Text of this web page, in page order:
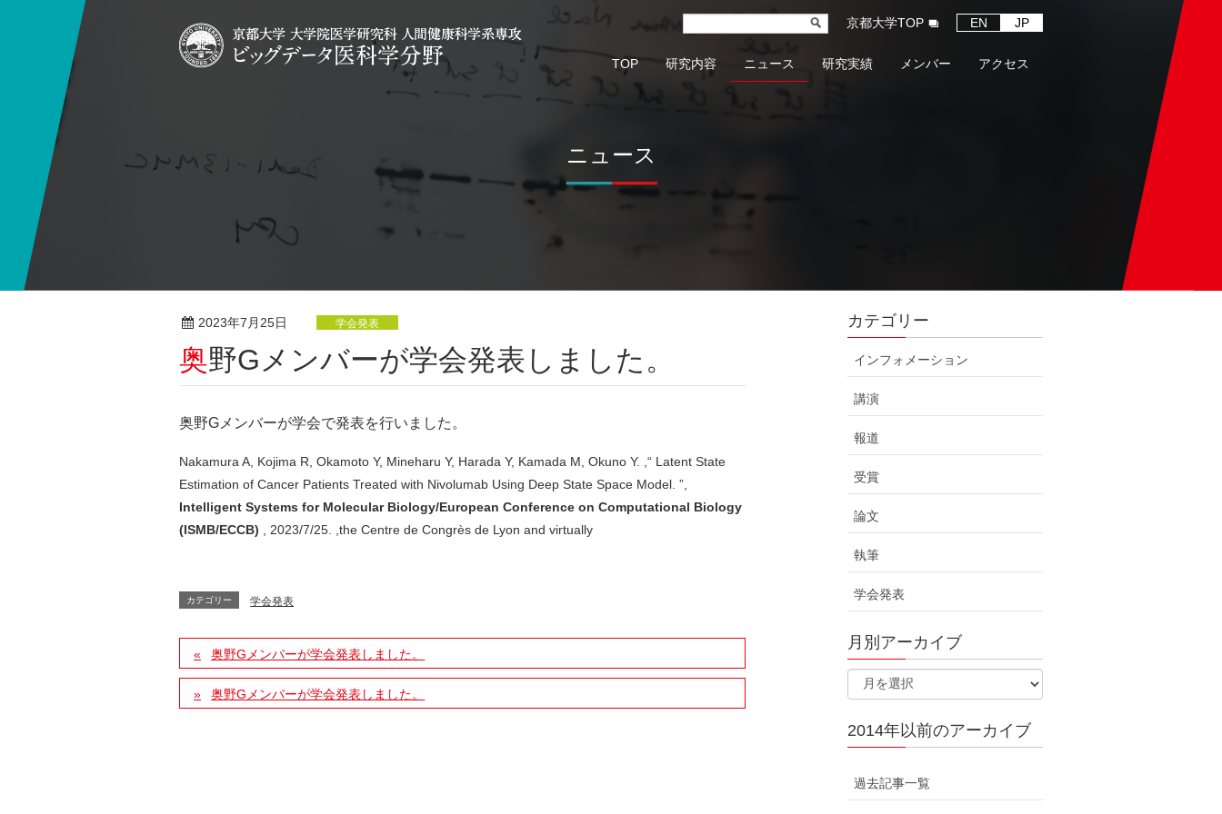
京都大学TOP EN JP
TOP 研究内容 ニュース 研究実績 メンバー アクセス
ニュース
2023年7月25日 学会発表
奥野Gメンバーが学会発表しました。
奥野Gメンバーが学会で発表を行いました。
Nakamura A, Kojima R, Okamoto Y, Mineharu Y, Harada Y, Kamada M, Okuno Y. ,“ Latent State
Estimation of Cancer Patients Treated with Nivolumab Using Deep State Space Model. ”,
Intelligent Systems for Molecular Biology/European Conference on Computational Biology
(ISMB/ECCB)
, 2023/7/25. ,the Centre de Congrès de Lyon and virtually
カテゴリー 学会発表
奥野Gメンバーが学会発表しました。
奥野Gメンバーが学会発表しました。
カテゴリー
インフォメーション
講演
報道
受賞
論文
執筆
学会発表
月別アーカイブ
2014年以前のアーカイブ
過去記事一覧